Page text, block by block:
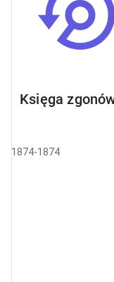
Księga
1874-1874